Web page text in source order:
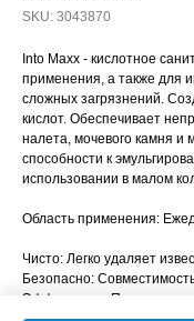
SKU: 3043870
Into Maxx - кислотное
применения, а также для
сложных загрязнений.
кислот. Обеспечивает
налета, мочевого камня и
способности к
использовании в малом
Область применения:
Чисто: Легко удаляет
Безопасно:
Эффективно: